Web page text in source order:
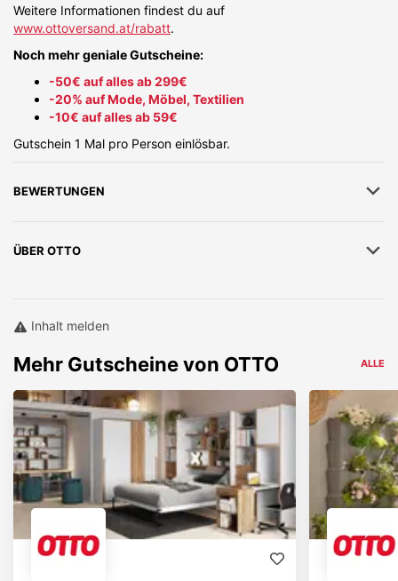
Schnelle Lieferung
Kostenloser Rückversand
Weitere Informationen findest du auf
www.ottoversand.at/rabatt.
Noch mehr geniale Gutscheine:
-50€ auf alles ab 299€
-20% auf Mode, Möbel, Textilien
-10€ auf alles ab 59€
Gutschein 1 Mal pro Person einlösbar.
BEWERTUNGEN
ÜBER OTTO
Inhalt melden
Mehr Gutscheine von OTTO ALLE